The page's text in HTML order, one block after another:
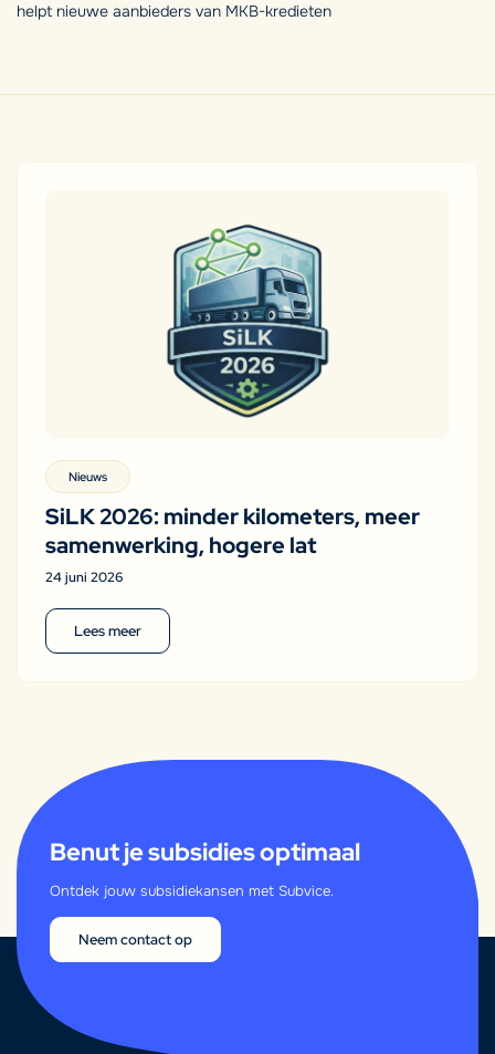
helpt nieuwe aanbieders van MKB-kredieten
Nieuws
SiLK 2026: minder kilometers, meer
samenwerking, hogere lat
24 juni 2026
Lees meer
Benut je subsidies optimaal
Ontdek jouw subsidiekansen met Subvice.
Neem contact op